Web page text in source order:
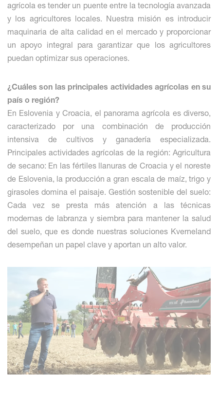
agrícola es tender un puente entre la tecnología avanzada
y los agricultores locales. Nuestra misión es introducir
maquinaria de alta calidad en el mercado y proporcionar
un apoyo integral para garantizar que los agricultores
puedan optimizar sus operaciones.
¿Cuáles son las principales actividades agrícolas en su
país o región?
En Eslovenia y Croacia, el panorama agrícola es diverso,
caracterizado por una combinación de producción
intensiva de cultivos y ganadería especializada.
Principales actividades agrícolas de la región: Agricultura
de secano: En las fértiles llanuras de Croacia y el noreste
de Eslovenia, la producción a gran escala de maíz, trigo y
girasoles domina el paisaje. Gestión sostenible del suelo:
Cada vez se presta más atención a las técnicas
modernas de labranza y siembra para mantener la salud
del suelo, que es donde nuestras soluciones Kverneland
desempeñan un papel clave y aportan un alto valor.